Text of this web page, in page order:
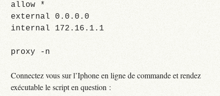
allow *
external 0.0.0.0
internal 172.16.1.1
proxy -n
Connectez vous sur l’Iphone en ligne de commande et rendez
exécutable le script en question :